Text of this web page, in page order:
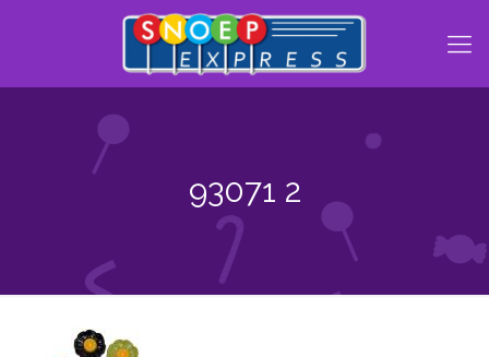
93071 2